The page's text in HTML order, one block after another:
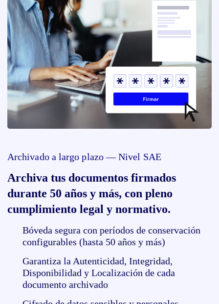
Archivado a largo plazo — Nivel SAE
Archiva tus documentos firmados
durante 50 años y más, con pleno
cumplimiento legal y normativo.
Bóveda segura con períodos de conservación
configurables (hasta 50 años y más)
Garantiza la Autenticidad, Integridad,
Disponibilidad y Localización de cada
documento archivado